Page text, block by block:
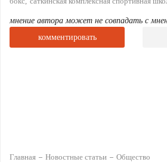
мнение автора может не совпадать с
комментировать
Главная Новостные статьи Общество